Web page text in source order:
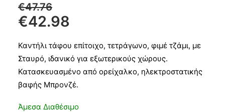
€47.76
€42.98
Καντήλι τάφου επίτοιχο, τετράγωνο, φιμέ τζάμι, με
Σταυρό, ιδανικό για εξωτερικούς χώρους.
Κατασκευασμένο από ορείχαλκο, ηλεκτροστατικής
βαφής Μπρονζέ.
Άμεσα Διαθέσιμο